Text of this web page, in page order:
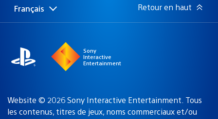
Choisir
une
Région
actuelle
Français Retour en haut
Sony
Interactive
Entertainment
Website © 2026 Sony Interactive Entertainment. Tous
les contenus, titres de jeux, noms commerciaux et/ou